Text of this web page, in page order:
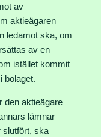
av
aktieägaren
ledamot ska, om
av en
istället kommit
bolaget.
den aktieägare
lämnar
slutfört, ska